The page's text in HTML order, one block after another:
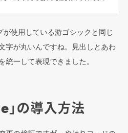
使用している游ゴシックと同じ
字が丸いんですね。見出しとあわ
統一して表現できました。
の導入方法